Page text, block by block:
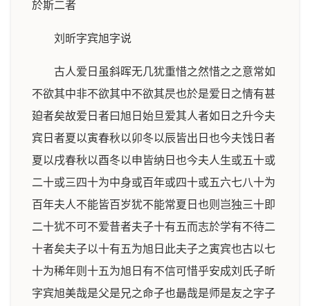
於斯二者
刘昕字宾旭字说
古人爱日虽斜晖无几犹重惜之然惜之之意常如
不欲其中非不欲其中不欲其昃也於是爱日之情有甚
廹者矣故爱日者曰旭日始旦爱其人者如日之升今夫
宾日者夏以寅春秋以卯冬以辰皆出日也今夫饯日者
夏以戌春秋以酉冬以申皆纳日也今夫人生或五十或
二十或三四十为中身或百年或四十或五六七八十为
百年夫人不能皆百岁犹不能常夏日也则岂独三十即
二十犹不可不爱昔者夫子十有五而志於学有不待二
十者矣夫子以十有五为旭日此夫子之寅宾也古以七
十为稀年则十五为旭日有不信可惜乎安成刘氏子昕
字宾旭美哉是父是兄之命子也朂哉是师是友之字子